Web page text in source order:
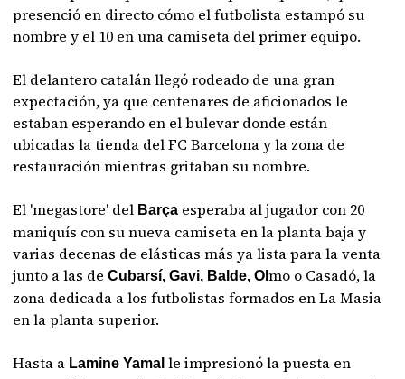
presenció en directo cómo el futbolista estampó su
nombre y el 10 en una camiseta del primer equipo.
El delantero catalán llegó rodeado de una gran
expectación, ya que centenares de aficionados le
estaban esperando en el bulevar donde están
ubicadas la tienda del FC Barcelona y la zona de
restauración mientras gritaban su nombre.
El 'megastore' del Barça esperaba al jugador con 20
maniquís con su nueva camiseta en la planta baja y
varias decenas de elásticas más ya lista para la venta
junto a las deCubarsí, Gavi, Balde, Olmo o Casadó, la
zona dedicada a los futbolistas formados en La Masia
en la planta superior.
Hasta a Lamine Yamalle impresionó la puesta en